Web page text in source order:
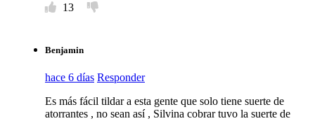
13
Benjamin
hace 6 días Responder
Es más fácil tildar a esta gente que solo tiene suerte de
atorrantes , no sean así , Silvina cobrar tuvo la suerte de